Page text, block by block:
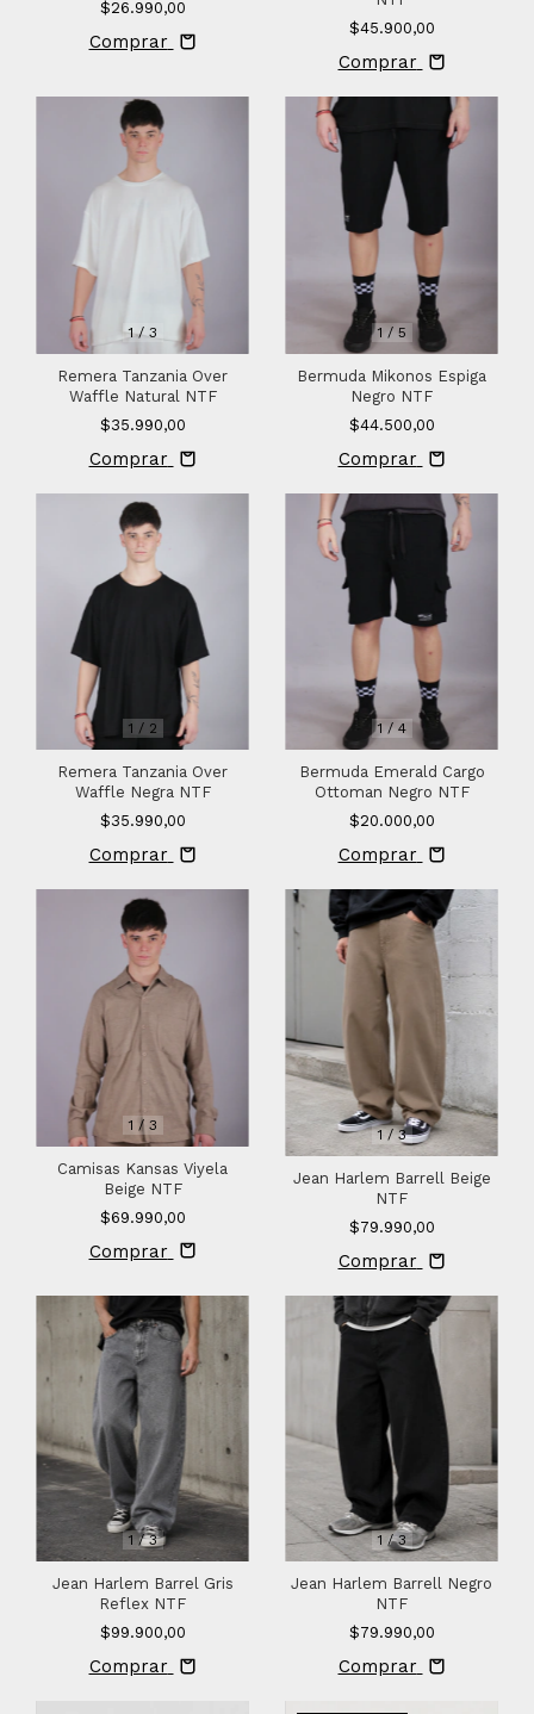
$26.990,00
Comprar
$45.900,00
Comprar
1/ 3
Remera Tanzania Over
Waffle Natural NTF
$35.990,00
Comprar
1 / 5
Bermuda Mikonos Espiga
Negro NTF
$44.500,00
Comprar
1 / 2
Remera Tanzania Over
Waffle Negra NTF
$35.990,00
Comprar
1/ 4
Bermuda Emerald Cargo
Ottoman Negro NTF
$20.000,00
Comprar
1 / 3
Camisas Kansas Viyela
Beige NTF
$69.990,00
Comprar
1/3
Jean Harlem Barrell Beige
NTF
$79.990,00
Comprar
1/3
Jean Harlem Barrel Gris
Reflex NTF
$99.900,00
Comprar
1 /3
Jean Harlem Barrell Negro
NTF
$79.990,00
Comprar